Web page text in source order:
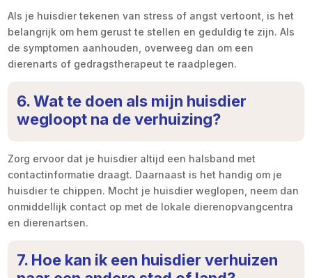
Als je huisdier tekenen van stress of angst vertoont, is het
belangrijk om hem gerust te stellen en geduldig te zijn. Als
de symptomen aanhouden, overweeg dan om een
dierenarts of gedragstherapeut te raadplegen.
6. Wat te doen als mijn huisdier
wegloopt na de verhuizing?
Zorg ervoor dat je huisdier altijd een halsband met
contactinformatie draagt. Daarnaast is het handig om je
huisdier te chippen. Mocht je huisdier weglopen, neem dan
onmiddellijk contact op met de lokale dierenopvangcentra
en dierenartsen.
7. Hoe kan ik een huisdier verhuizen